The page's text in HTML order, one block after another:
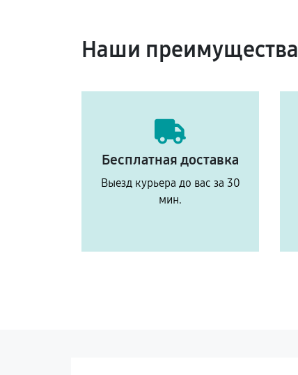
Наши преимущества
Бесплатная доставка
Выезд курьера до вас за 30
мин.